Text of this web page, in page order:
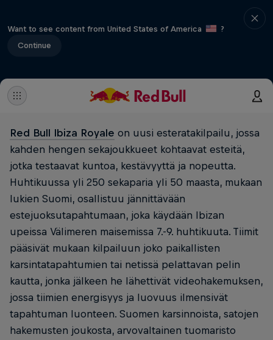
Want to see content from United States of America
?
Continue
Red Bull Ibiza Royale on uusi esteratakilpailu, jossa
kahden hengen sekajoukkueet kohtaavat esteitä,
jotka testaavat kuntoa, kestävyyttä ja nopeutta.
Huhtikuussa yli 250 sekaparia yli 50 maasta, mukaan
lukien Suomi, osallistuu jännittävään
estejuoksutapahtumaan, joka käydään Ibizan
upeissa Välimeren maisemissa 7.-9. huhtikuuta. Tiimit
pääsivät mukaan kilpailuun joko paikallisten
karsintatapahtumien tai netissä pelattavan pelin
kautta, jonka jälkeen he lähettivät videohakemuksen,
jossa tiimien energisyys ja luovuus ilmensivät
tapahtuman luonteen. Suomen karsinnoista, satojen
hakemusten joukosta, arvovaltainen tuomaristo